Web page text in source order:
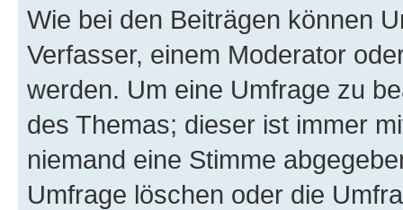
Wie bei den Beiträgen können
Verfasser, einem Moderator
werden. Um eine Umfrage zu
des Themas; dieser ist immer
niemand eine Stimme
Umfrage löschen oder die